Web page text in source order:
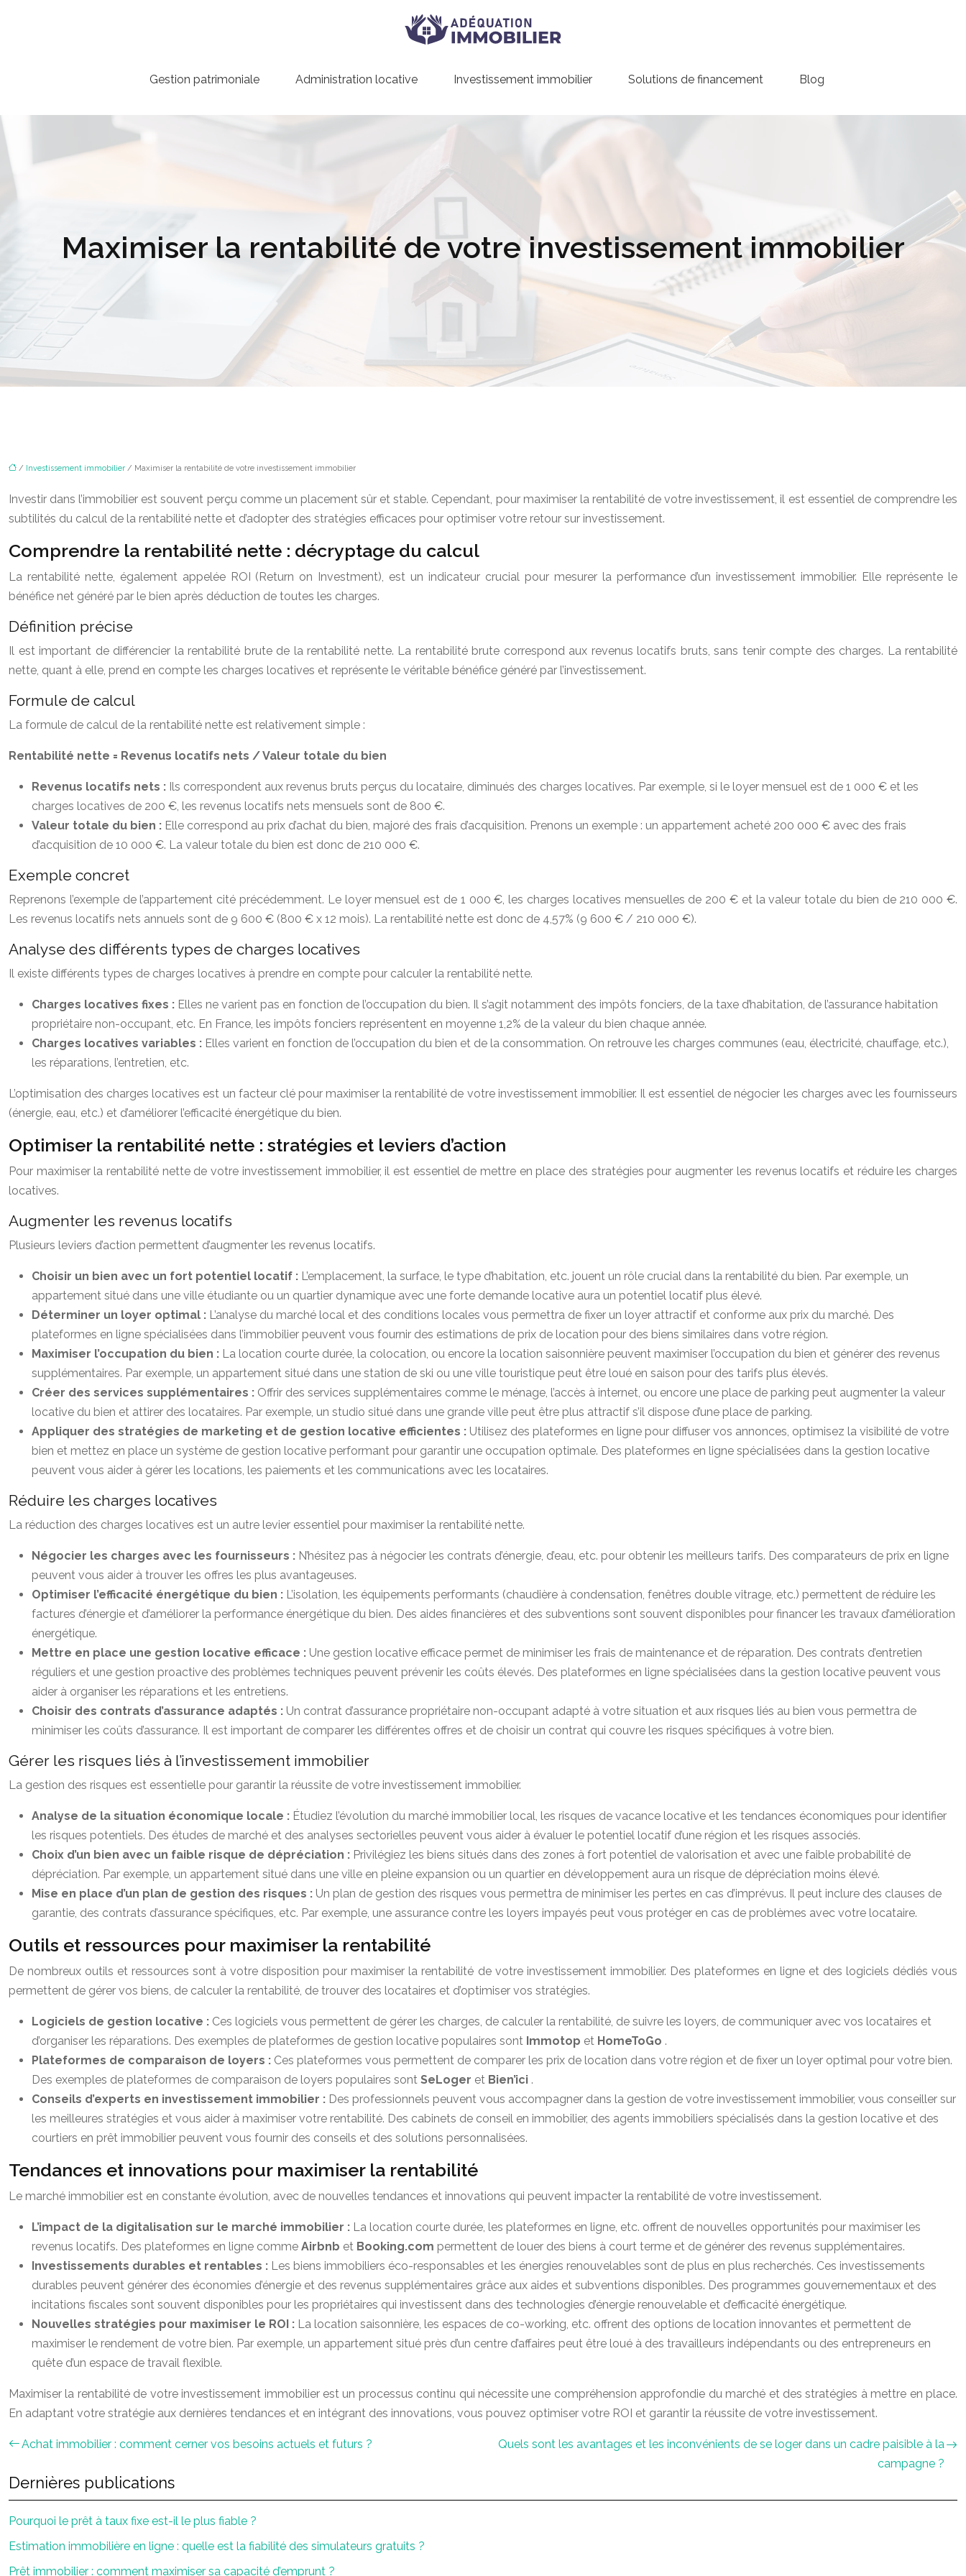
Gestion patrimoniale Administration locative Investissement immobilier Solutions de financement Blog
Maximiser la rentabilité de votre investissement immobilier
/ Investissement immobilier / Maximiser la rentabilité de votre investissement immobilier
Investir dans l’immobilier est souvent perçu comme un placement sûr et stable. Cependant, pour maximiser la rentabilité de votre investissement, il est essentiel de comprendre les
subtilités du calcul de la rentabilité nette et d’adopter des stratégies efficaces pour optimiser votre retour sur investissement.
Comprendre la rentabilité nette : décryptage du calcul
La rentabilité nette, également appelée ROI (Return on Investment), est un indicateur crucial pour mesurer la performance d’un investissement immobilier. Elle représente le
bénéfice net généré par le bien après déduction de toutes les charges.
Définition précise
Il est important de différencier la rentabilité brute de la rentabilité nette. La rentabilité brute correspond aux revenus locatifs bruts, sans tenir compte des charges. La rentabilité
nette, quant à elle, prend en compte les charges locatives et représente le véritable bénéfice généré par l’investissement.
Formule de calcul
La formule de calcul de la rentabilité nette est relativement simple :
Rentabilité nette = Revenus locatifs nets / Valeur totale du bien
Revenus locatifs nets : Ils correspondent aux revenus bruts perçus du locataire, diminués des charges locatives. Par exemple, si le loyer mensuel est de 1 000 € et les
charges locatives de 200 €, les revenus locatifs nets mensuels sont de 800 €.
Valeur totale du bien : Elle correspond au prix d’achat du bien, majoré des frais d’acquisition. Prenons un exemple : un appartement acheté 200 000 € avec des frais
d’acquisition de 10 000 €. La valeur totale du bien est donc de 210 000 €.
Exemple concret
Reprenons l’exemple de l’appartement cité précédemment. Le loyer mensuel est de 1 000 €, les charges locatives mensuelles de 200 € et la valeur totale du bien de 210 000 €.
Les revenus locatifs nets annuels sont de 9 600 € (800 € x 12 mois). La rentabilité nette est donc de 4,57% (9 600 € / 210 000 €).
Analyse des différents types de charges locatives
Il existe différents types de charges locatives à prendre en compte pour calculer la rentabilité nette.
Charges locatives fixes : Elles ne varient pas en fonction de l’occupation du bien. Il s’agit notamment des impôts fonciers, de la taxe d’habitation, de l’assurance habitation
propriétaire non-occupant, etc. En France, les impôts fonciers représentent en moyenne 1,2% de la valeur du bien chaque année.
Charges locatives variables : Elles varient en fonction de l’occupation du bien et de la consommation. On retrouve les charges communes (eau, électricité, chauffage, etc.),
les réparations, l’entretien, etc.
L’optimisation des charges locatives est un facteur clé pour maximiser la rentabilité de votre investissement immobilier. Il est essentiel de négocier les charges avec les fournisseurs
(énergie, eau, etc.) et d’améliorer l’efficacité énergétique du bien.
Optimiser la rentabilité nette : stratégies et leviers d’action
Pour maximiser la rentabilité nette de votre investissement immobilier, il est essentiel de mettre en place des stratégies pour augmenter les revenus locatifs et réduire les charges
locatives.
Augmenter les revenus locatifs
Plusieurs leviers d’action permettent d’augmenter les revenus locatifs.
Choisir un bien avec un fort potentiel locatif : L’emplacement, la surface, le type d’habitation, etc. jouent un rôle crucial dans la rentabilité du bien. Par exemple, un
appartement situé dans une ville étudiante ou un quartier dynamique avec une forte demande locative aura un potentiel locatif plus élevé.
Déterminer un loyer optimal : L’analyse du marché local et des conditions locales vous permettra de fixer un loyer attractif et conforme aux prix du marché. Des
plateformes en ligne spécialisées dans l’immobilier peuvent vous fournir des estimations de prix de location pour des biens similaires dans votre région.
Maximiser l’occupation du bien : La location courte durée, la colocation, ou encore la location saisonnière peuvent maximiser l’occupation du bien et générer des revenus
supplémentaires. Par exemple, un appartement situé dans une station de ski ou une ville touristique peut être loué en saison pour des tarifs plus élevés.
Créer des services supplémentaires : Offrir des services supplémentaires comme le ménage, l’accès à internet, ou encore une place de parking peut augmenter la valeur
locative du bien et attirer des locataires. Par exemple, un studio situé dans une grande ville peut être plus attractif s’il dispose d’une place de parking.
Appliquer des stratégies de marketing et de gestion locative efficientes : Utilisez des plateformes en ligne pour diffuser vos annonces, optimisez la visibilité de votre
bien et mettez en place un système de gestion locative performant pour garantir une occupation optimale. Des plateformes en ligne spécialisées dans la gestion locative
peuvent vous aider à gérer les locations, les paiements et les communications avec les locataires.
Réduire les charges locatives
La réduction des charges locatives est un autre levier essentiel pour maximiser la rentabilité nette.
Négocier les charges avec les fournisseurs : N’hésitez pas à négocier les contrats d’énergie, d’eau, etc. pour obtenir les meilleurs tarifs. Des comparateurs de prix en ligne
peuvent vous aider à trouver les offres les plus avantageuses.
Optimiser l’efficacité énergétique du bien : L’isolation, les équipements performants (chaudière à condensation, fenêtres double vitrage, etc.) permettent de réduire les
factures d’énergie et d’améliorer la performance énergétique du bien. Des aides financières et des subventions sont souvent disponibles pour financer les travaux d’amélioration
énergétique.
Mettre en place une gestion locative efficace : Une gestion locative efficace permet de minimiser les frais de maintenance et de réparation. Des contrats d’entretien
réguliers et une gestion proactive des problèmes techniques peuvent prévenir les coûts élevés. Des plateformes en ligne spécialisées dans la gestion locative peuvent vous
aider à organiser les réparations et les entretiens.
Choisir des contrats d’assurance adaptés : Un contrat d’assurance propriétaire non-occupant adapté à votre situation et aux risques liés au bien vous permettra de
minimiser les coûts d’assurance. Il est important de comparer les différentes offres et de choisir un contrat qui couvre les risques spécifiques à votre bien.
Gérer les risques liés à l’investissement immobilier
La gestion des risques est essentielle pour garantir la réussite de votre investissement immobilier.
Analyse de la situation économique locale : Étudiez l’évolution du marché immobilier local, les risques de vacance locative et les tendances économiques pour identifier
les risques potentiels. Des études de marché et des analyses sectorielles peuvent vous aider à évaluer le potentiel locatif d’une région et les risques associés.
Choix d’un bien avec un faible risque de dépréciation : Privilégiez les biens situés dans des zones à fort potentiel de valorisation et avec une faible probabilité de
dépréciation. Par exemple, un appartement situé dans une ville en pleine expansion ou un quartier en développement aura un risque de dépréciation moins élevé.
Mise en place d’un plan de gestion des risques : Un plan de gestion des risques vous permettra de minimiser les pertes en cas d’imprévus. Il peut inclure des clauses de
garantie, des contrats d’assurance spécifiques, etc. Par exemple, une assurance contre les loyers impayés peut vous protéger en cas de problèmes avec votre locataire.
Outils et ressources pour maximiser la rentabilité
De nombreux outils et ressources sont à votre disposition pour maximiser la rentabilité de votre investissement immobilier. Des plateformes en ligne et des logiciels dédiés vous
permettent de gérer vos biens, de calculer la rentabilité, de trouver des locataires et d’optimiser vos stratégies.
Logiciels de gestion locative : Ces logiciels vous permettent de gérer les charges, de calculer la rentabilité, de suivre les loyers, de communiquer avec vos locataires et
d’organiser les réparations. Des exemples de plateformes de gestion locative populaires sont Immotop et HomeToGo .
Plateformes de comparaison de loyers : Ces plateformes vous permettent de comparer les prix de location dans votre région et de fixer un loyer optimal pour votre bien.
Des exemples de plateformes de comparaison de loyers populaires sont SeLoger et Bien’ici .
Conseils d’experts en investissement immobilier : Des professionnels peuvent vous accompagner dans la gestion de votre investissement immobilier, vous conseiller sur
les meilleures stratégies et vous aider à maximiser votre rentabilité. Des cabinets de conseil en immobilier, des agents immobiliers spécialisés dans la gestion locative et des
courtiers en prêt immobilier peuvent vous fournir des conseils et des solutions personnalisées.
Tendances et innovations pour maximiser la rentabilité
Le marché immobilier est en constante évolution, avec de nouvelles tendances et innovations qui peuvent impacter la rentabilité de votre investissement.
L’impact de la digitalisation sur le marché immobilier : La location courte durée, les plateformes en ligne, etc. offrent de nouvelles opportunités pour maximiser les
revenus locatifs. Des plateformes en ligne comme Airbnb et Booking.com permettent de louer des biens à court terme et de générer des revenus supplémentaires.
Investissements durables et rentables : Les biens immobiliers éco-responsables et les énergies renouvelables sont de plus en plus recherchés. Ces investissements
durables peuvent générer des économies d’énergie et des revenus supplémentaires grâce aux aides et subventions disponibles. Des programmes gouvernementaux et des
incitations fiscales sont souvent disponibles pour les propriétaires qui investissent dans des technologies d’énergie renouvelable et d’efficacité énergétique.
Nouvelles stratégies pour maximiser le ROI : La location saisonnière, les espaces de co-working, etc. offrent des options de location innovantes et permettent de
maximiser le rendement de votre bien. Par exemple, un appartement situé près d’un centre d’affaires peut être loué à des travailleurs indépendants ou des entrepreneurs en
quête d’un espace de travail flexible.
Maximiser la rentabilité de votre investissement immobilier est un processus continu qui nécessite une compréhension approfondie du marché et des stratégies à mettre en place.
En adaptant votre stratégie aux dernières tendances et en intégrant des innovations, vous pouvez optimiser votre ROI et garantir la réussite de votre investissement.
Achat immobilier : comment cerner vos besoins actuels et futurs ?
Quels sont les avantages et les inconvénients de se loger dans un cadre paisible à la
campagne ?
Dernières publications
Pourquoi le prêt à taux fixe est-il le plus fiable ?
Estimation immobilière en ligne : quelle est la fiabilité des simulateurs gratuits ?
Prêt immobilier : comment maximiser sa capacité d’emprunt ?